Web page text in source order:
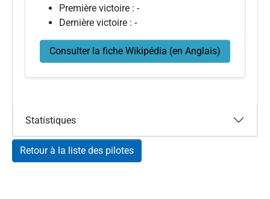
Première victoire : -
Dernière victoire : -
Consulter la fiche Wikipédia (en Anglais)
Statistiques
Retour à la liste des pilotes